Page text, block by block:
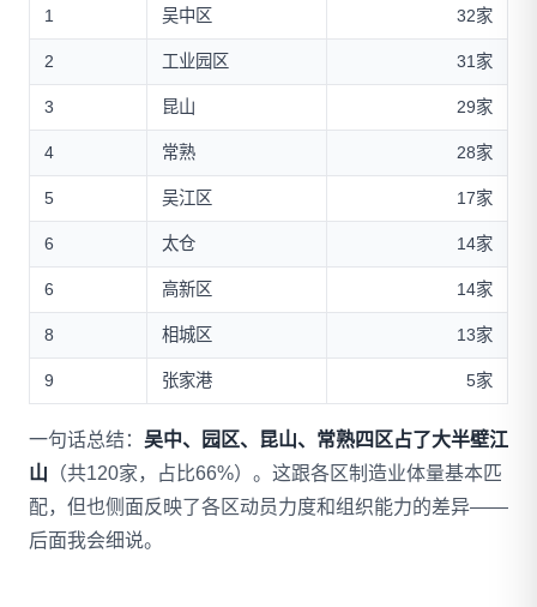
1 吴中区 32家
2 工业园区 31家
3 昆山 29家
4 常熟 28家
5 吴江区 17家
6 太仓 14家
6 高新区 14家
8 相城区 13家
9 张家港 5家
一句话总结： 吴中、园区、昆山、常熟四区占了大半壁江
山 （共120家，占比66%）。这跟各区制造业体量基本匹
配，但也侧面反映了各区动员力度和组织能力的差异——
后面我会细说。